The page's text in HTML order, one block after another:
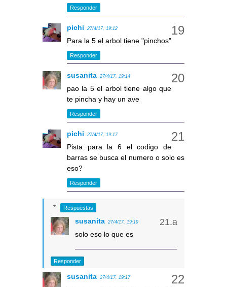
Responder
pichi 27/4/17, 19:12
Para la 5 el arbol tiene "pinchos"
Responder
susanita 27/4/17, 19:14
pao la 5 el arbol tiene algo que
te pincha y hay un ave
Responder
pichi 27/4/17, 19:17
Pista para la 6 el codigo de
barras se busca el numero o solo es
eso?
Responder
Respuestas
susanita 27/4/17, 19:19
solo eso lo que es
Responder
susanita 27/4/17, 19:17